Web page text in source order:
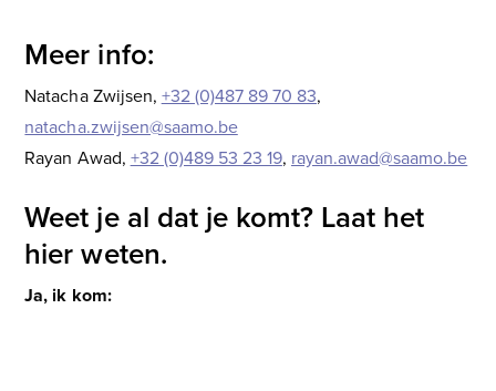
Meer info:
Natacha Zwijsen, +32 (0)487 89 70 83,
natacha.zwijsen@saamo.be
Rayan Awad, +32 (0)489 53 23 19, rayan.awad@saamo.be
Weet je al dat je komt? Laat het
hier weten.
Ja, ik kom: